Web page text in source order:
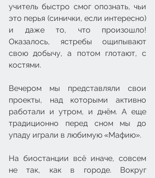
учитель быстро смог опознать, чьи
это перья (синички, если интересно)
и даже то, что произошло!
Оказалось, ястребы ощипывают
свою добычу, а потом глотают, с
костями.
Вечером мы представляли свои
проекты, над которыми активно
работали и утром, и днём. А еще
традиционно перед сном мы до
упаду играли в любимую «Мафию».
На биостанции всё иначе, совсем
не так, как в городе. Вокруг